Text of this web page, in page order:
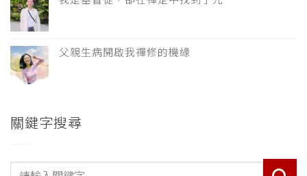
父親生病開啟我禪修的機緣
關鍵字搜尋